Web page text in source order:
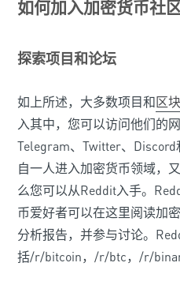
如何加入加密货币社
探索项目和论坛
如上所述，大多数项目和区
入其中，您可以访问他们的
Telegram、Twitter、
自一人进入加密货币领域，
么您可以从Reddit入手。
币爱好者可以在这里阅读加
分析报告，并参与讨论。
括/r/bitcoin，/r/btc，/r/